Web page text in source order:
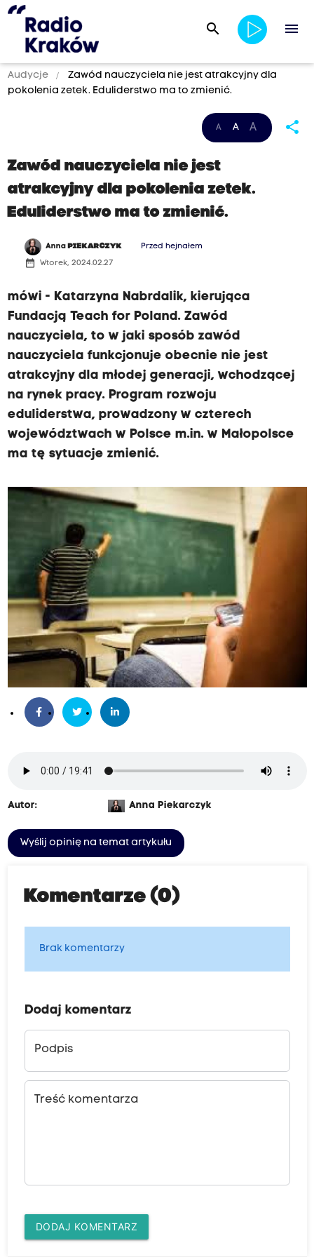
search menu
Audycje
Zawód nauczyciela nie jest atrakcyjny dla
pokolenia zetek. Eduliderstwo ma to zmienić.
A A A share
Zawód nauczyciela nie jest
atrakcyjny dla pokolenia zetek.
Eduliderstwo ma to zmienić.
Anna PIEKARCZYK Przed hejnałem
date_range Wtorek, 2024.02.27
mówi - Katarzyna Nabrdalik, kierująca
Fundacją Teach for Poland. Zawód
nauczyciela, to w jaki sposób zawód
nauczyciela funkcjonuje obecnie nie jest
atrakcyjny dla młodej generacji, wchodzącej
na rynek pracy. Program rozwoju
eduliderstwa, prowadzony w czterech
województwach w Polsce m.in. w Małopolsce
ma tę sytuacje zmienić.
Autor: Anna Piekarczyk
Wyślij opinię na temat artykułu
Komentarze (0)
Brak komentarzy
Dodaj komentarz
Podpis
Treść komentarza
DODAJ KOMENTARZ